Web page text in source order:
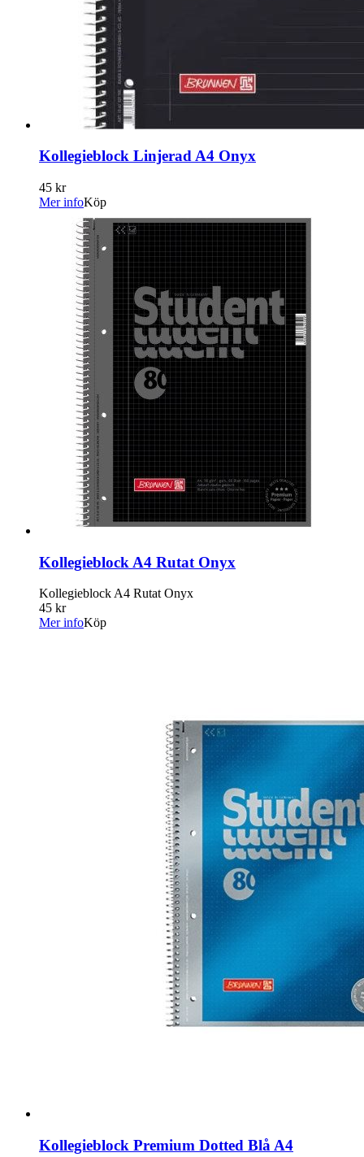
Kollegieblock Linjerad A4 Onyx
45 kr
Mer infoKöp
Kollegieblock A4 Rutat Onyx
Kollegieblock A4 Rutat Onyx
45 kr
Mer infoKöp
Kollegieblock Premium Dotted Blå A4